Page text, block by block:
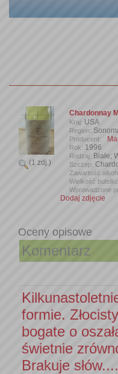
(1 zdj.)
Chardonnay
Kraj: USA
Region:
Producent:
Rok: 1996
Rodzaj: Białe;
Szczep:
Zawartość
Wielkość butelki:
Wprowadzone
Dodaj zdjęcie
Oceny opisowe
Komentarz
formie.
bogate o
świetnie
Brakuje